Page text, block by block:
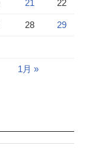
21 22
28 29
1月 »